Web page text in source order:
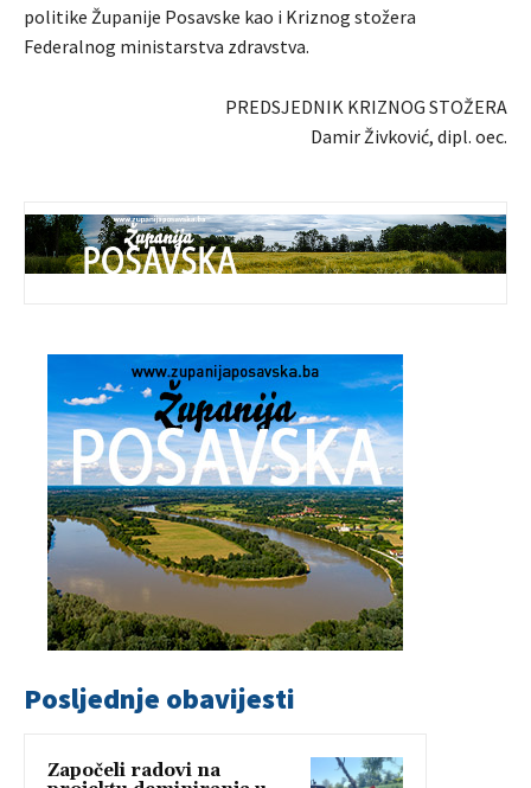
politike Županije Posavske kao i Kriznog stožera
Federalnog ministarstva zdravstva.
PREDSJEDNIK KRIZNOG STOŽERA
Damir Živković, dipl. oec.
Posljednje obavijesti
Započeli radovi na